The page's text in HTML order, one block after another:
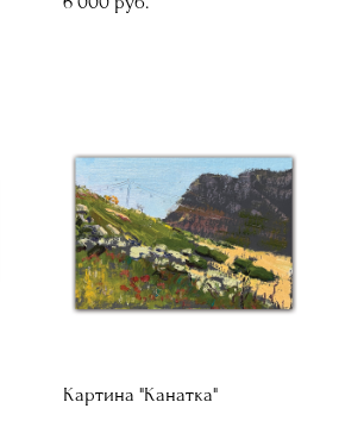
Картина "Канатка"